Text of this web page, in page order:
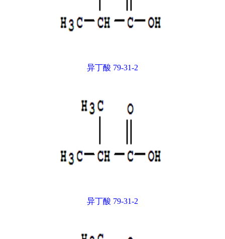
异丁酸 79-31-2
异丁酸 79-31-2